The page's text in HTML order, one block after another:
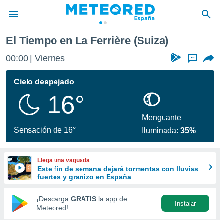
de
por
se
calidad.
a este
las
y
forma
digital
basada
El Tiempo en La Ferrière (Suiza)
00:00 Viernes ...
Cielo despejado
16°
Sensación de 16°
Menguante
Iluminada:35%
Llega una vaguada
Este fin de semana dejará tormentas con lluvias
fuertes y granizo en España
¡Descarga GRATIS la app de
Meteored!
Instalar